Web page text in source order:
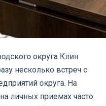
округа Клин
несколько встреч с
округа. На
личных приемах часто